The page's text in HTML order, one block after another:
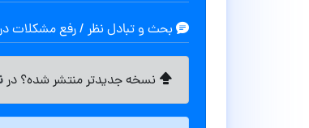
بحث و تبادل نظر / رفع مشکلات
نسخه جدیدتر منتشر شده؟ در